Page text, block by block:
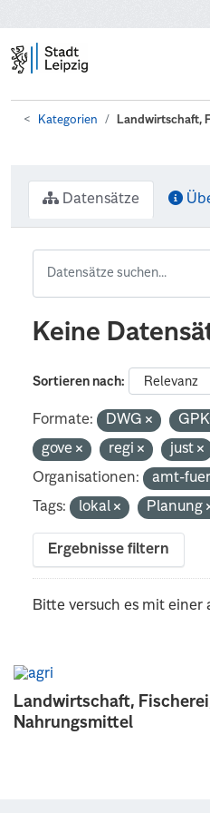
Kategorien Landwirtschaft,
Landwirtschaft,
Nahrungsmittel
Datensätze
Keine
Sortieren nach
Formate: DWG
gove
regi just
Organisationen:
amt-
Tags:
lokal Planung
Ergebnisse filtern
Bitte versuch es mit einer